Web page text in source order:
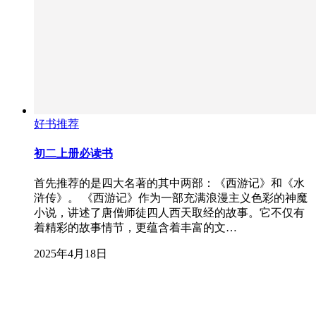
好书推荐
初二上册必读书
首先推荐的是四大名著的其中两部：《西游记》和《水
浒传》。 《西游记》作为一部充满浪漫主义色彩的神魔
小说，讲述了唐僧师徒四人西天取经的故事。它不仅有
着精彩的故事情节，更蕴含着丰富的文…
2025年4月18日